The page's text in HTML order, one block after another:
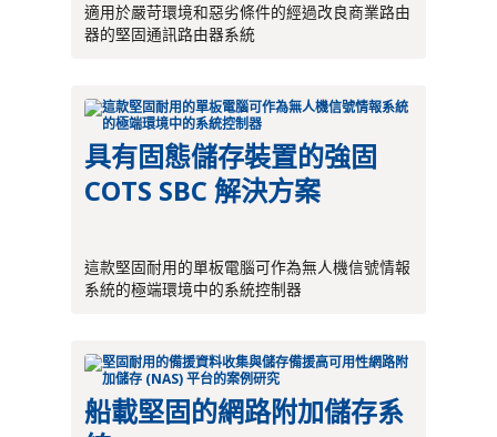
適用於嚴苛環境和惡劣條件的經過改良商業路由
器的堅固通訊路由器系統
具有固態儲存裝置的強固
COTS SBC 解決方案
這款堅固耐用的單板電腦可作為無人機信號情報
系統的極端環境中的系統控制器
船載堅固的網路附加儲存系